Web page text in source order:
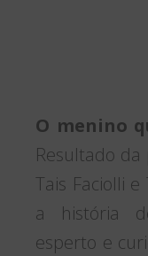
O menino
Resultado
Tais Faciolli
a história
esperto e